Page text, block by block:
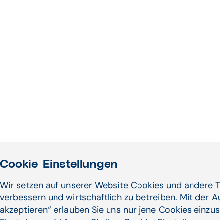
Cookie-Einstellungen
Wir setzen auf unserer Website Cookies und andere
verbessern und wirtschaftlich zu betreiben. Mit der
akzeptieren“ erlauben Sie uns nur jene Cookies